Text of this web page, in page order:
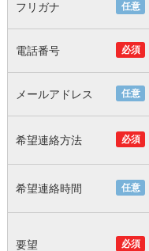
任意
フリガナ
必須
電話番号
任意
メールアドレス
必須
希望連絡方法
任意
希望連絡時間
必須
要望